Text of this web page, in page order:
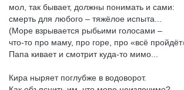
мол, так бывает, должны понимать и сами:
смерть для любого – тяжёлое испыта...
(Море взрывается рыбьими голосами –
что-то про маму, про горе, про «всё
Папа кивает и смотрит куда-то мимо...
Кира ныряет поглубже в водоворот.